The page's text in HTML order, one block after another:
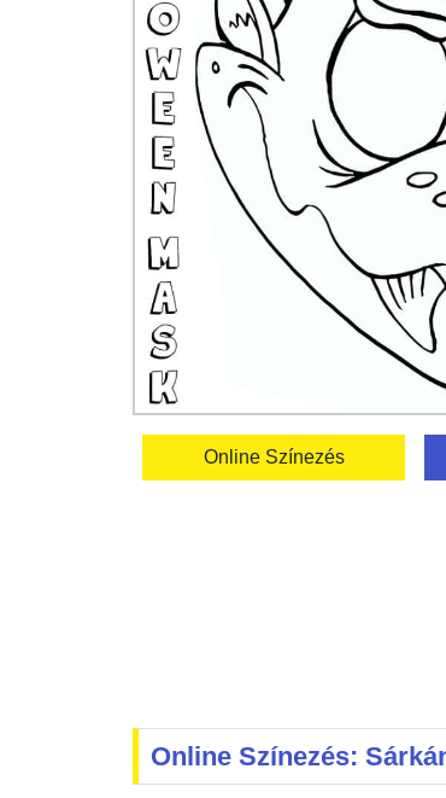
Online Színezés
Online Színezés: